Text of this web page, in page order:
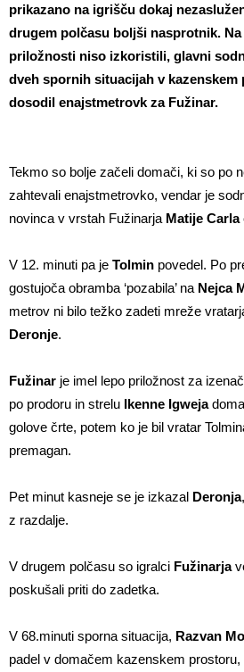
prikazano na igrišču dokaj
drugem polčasu boljši nasprotnik.
priložnosti niso izkoristili, glavni
dveh spornih situacijah v
dosodil enajstmetrovk za Fužinar.
Tekmo so bolje začeli domači, ki so po
zahtevali enajstmetrovko, vendar je
novinca v vrstah Fužinarja Matije Carla
V 12. minuti pa je Tolmin povedel. Po
gostujoča obramba ‘pozabila’ na Nejca
metrov ni bilo težko zadeti mreže
Deronje.
Fužinar je imel lepo priložnost za
po prodoru in strelu Ikenne Igweja
golove črte, potem ko je bil vratar
premagan.
Pet minut kasneje se je izkazal Deronja
z razdalje.
V drugem polčasu so igralci Fužinarja
poskušali priti do zadetka.
V 68.minuti sporna situacija, Razvan
padel v domačem kazenskem prostoru,